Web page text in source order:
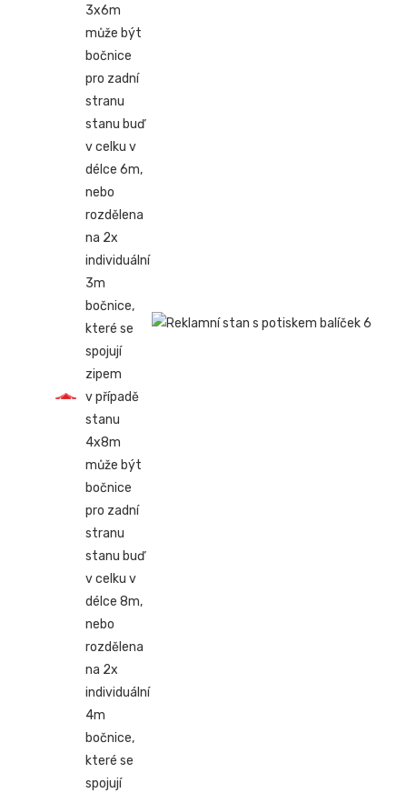
3x6m
může být
bočnice
pro zadní
stranu
stanu buď
v celku v
délce 6m,
nebo
rozdělena
na 2x
individuální
3m
bočnice,
které se
spojují
zipem
v případě
stanu
4x8m
může být
bočnice
pro zadní
stranu
stanu buď
v celku v
délce 8m,
nebo
rozdělena
na 2x
individuální
4m
bočnice,
které se
spojují